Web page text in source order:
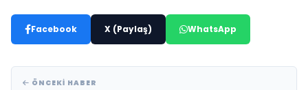
Facebook X (Paylaş) WhatsApp
ÖNCEKI HABER